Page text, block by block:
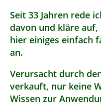
Seit 33 Jahren rede
davon und kläre
hier einiges einfach
an.
Verursacht durch
verkauft, nur keine
Wissen zur